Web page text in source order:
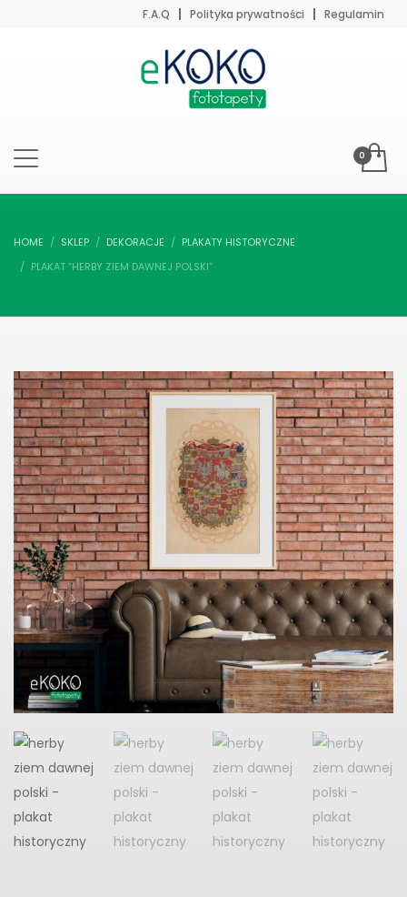
F.A.Q Polityka prywatności Regulamin
HOME SKLEP DEKORACJE
PLAKATY HISTORYCZNE
PLAKAT “HERBY ZIEM DAWNEJ POLSKI”